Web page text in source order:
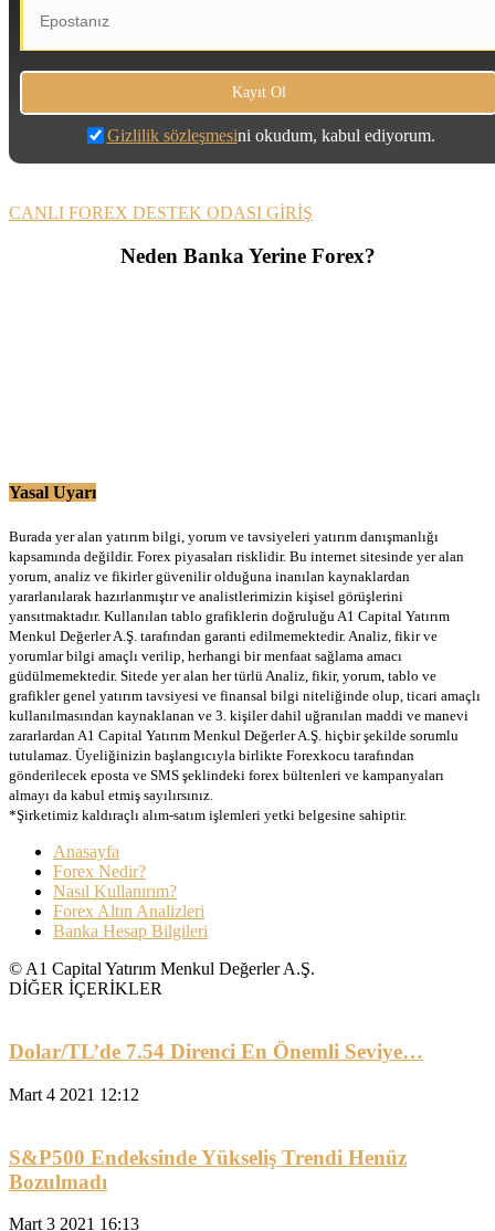
Gizlilik sözleşmesini okudum, kabul ediyorum.
CANLI FOREX DESTEK ODASI GİRİŞ
Neden Banka Yerine Forex?
Yasal Uyarı
Burada yer alan yatırım bilgi, yorum ve tavsiyeleri yatırım danışmanlığı
kapsamında değildir. Forex piyasaları risklidir. Bu internet sitesinde yer alan
yorum, analiz ve fikirler güvenilir olduğuna inanılan kaynaklardan
yararlanılarak hazırlanmıştır ve analistlerimizin kişisel görüşlerini
yansıtmaktadır. Kullanılan tablo grafiklerin doğruluğu A1 Capital Yatırım
Menkul Değerler A.Ş. tarafından garanti edilmemektedir. Analiz, fikir ve
yorumlar bilgi amaçlı verilip, herhangi bir menfaat sağlama amacı
güdülmemektedir. Sitede yer alan her türlü Analiz, fikir, yorum, tablo ve
grafikler genel yatırım tavsiyesi ve finansal bilgi niteliğinde olup, ticari amaçlı
kullanılmasından kaynaklanan ve 3. kişiler dahil uğranılan maddi ve manevi
zararlardan A1 Capital Yatırım Menkul Değerler A.Ş. hiçbir şekilde sorumlu
tutulamaz. Üyeliğinizin başlangıcıyla birlikte Forexkocu tarafından
gönderilecek eposta ve SMS şeklindeki forex bültenleri ve kampanyaları
almayı da kabul etmiş sayılırsınız.
*Şirketimiz kaldıraçlı alım-satım işlemleri yetki belgesine sahiptir.
Anasayfa
Forex Nedir?
Nasıl Kullanırım?
Forex Altın Analizleri
Banka Hesap Bilgileri
© A1 Capital Yatırım Menkul Değerler A.Ş.
DİĞER İÇERİKLER
Dolar/TL’de 7.54 Direnci En Önemli Seviye…
Mart 4 2021 12:12
S&P500 Endeksinde Yükseliş Trendi Henüz
Bozulmadı
Mart 3 2021 16:13